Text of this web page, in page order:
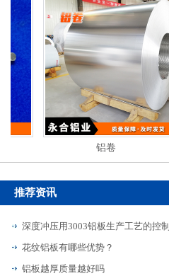
铝卷
推荐资讯
深度冲压用3003铝板生产工艺的控制
花纹铝板有哪些优势？
铝板越厚质量越好吗